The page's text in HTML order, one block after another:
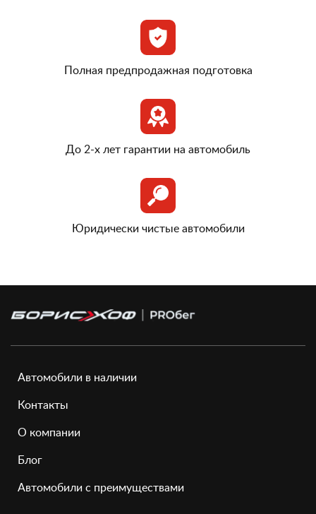
Полная предпродажная подготовка
До 2-х лет гарантии на автомобиль
Юридически чистые автомобили
Автомобили в наличии
Контакты
О компании
Блог
Автомобили с преимуществами